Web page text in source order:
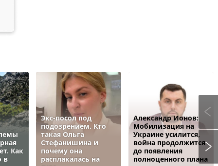
Как
в
Экс-посол под
подозрением. Кто
такая Ольга
Стефанишина и
почему она
расплакалась на
Александр Ионов:
Мобилизация на
Украине усилится,
война продолжится
до появления
полноценного плана